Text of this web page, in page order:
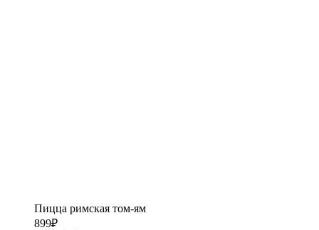
Пицца римская том-ям
899₽